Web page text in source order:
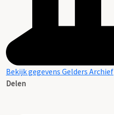
Bekijk gegevens Gelders Archief
Delen